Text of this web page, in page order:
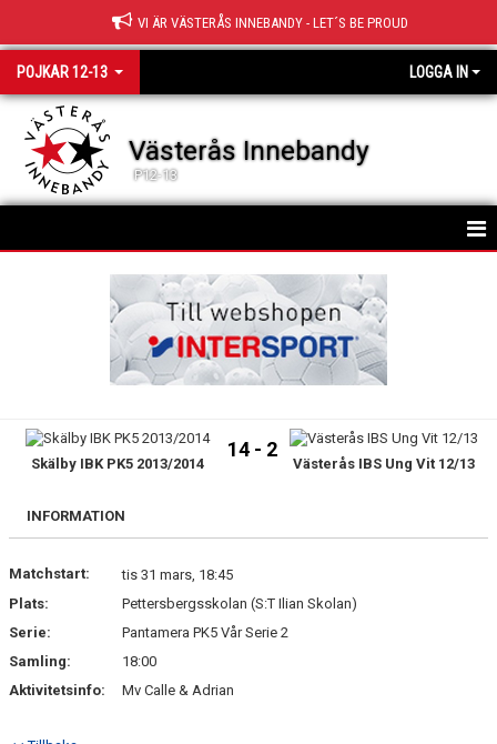
VI ÄR VÄSTERÅS INNEBANDY - LET´S BE PROUD
POJKAR 12-13 LOGGA IN
Västerås Innebandy
P12-13
MATCHER
DOKUMENT
Skälby IBK PK5 2013/2014
14 - 2
Västerås IBS Ung Vit 12/13
INFORMATION
Matchstart:
tis 31 mars, 18:45
Plats:
Pettersbergsskolan (S:T Ilian Skolan)
Serie:
Pantamera PK5 Vår Serie 2
Samling:
18:00
Aktivitetsinfo:
Mv Calle & Adrian